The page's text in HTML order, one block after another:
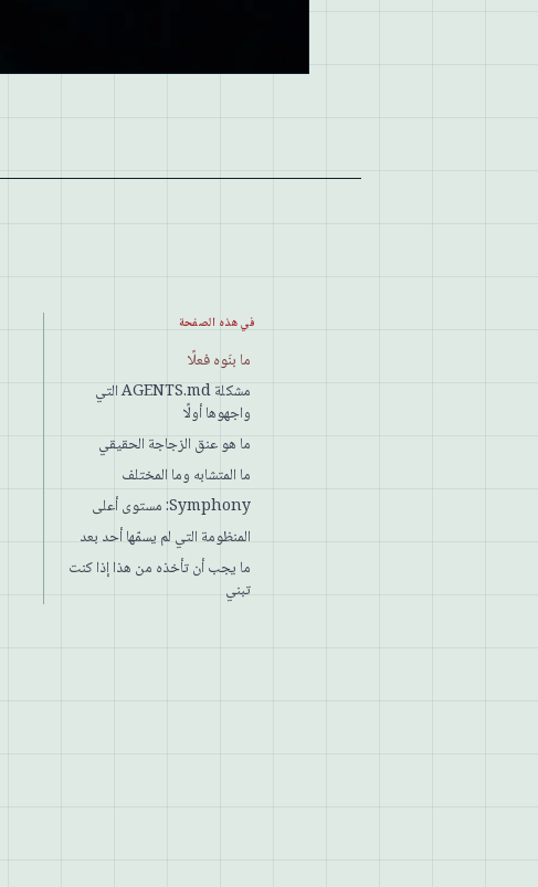
في هذه الصفحة
ما بنَوه فعلًا
مشكلة AGENTS.md التي
واجهوها أولًا
ما هو عنق الزجاجة الحقيقي
ما المتشابه وما المختلف
Symphony: مستوى أعلى
المنظومة التي لم يسمّها أحد بعد
ما يجب أن تأخذه من هذا إذا كنت
تبني